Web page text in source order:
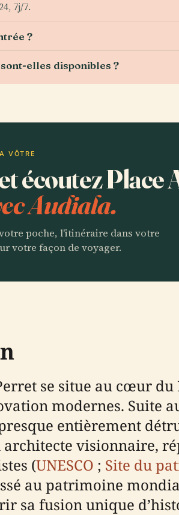
7j/7.
?
elles disponibles ?
VÔTRE
écoutez Place
Audiala.
poche, l'itinéraire dans votre
votre façon de voyager.
se situe au cœur
modernes. Suite
entièrement
architecte visionnaire,
(UNESCO ; Site du
au patrimoine
sa fusion unique